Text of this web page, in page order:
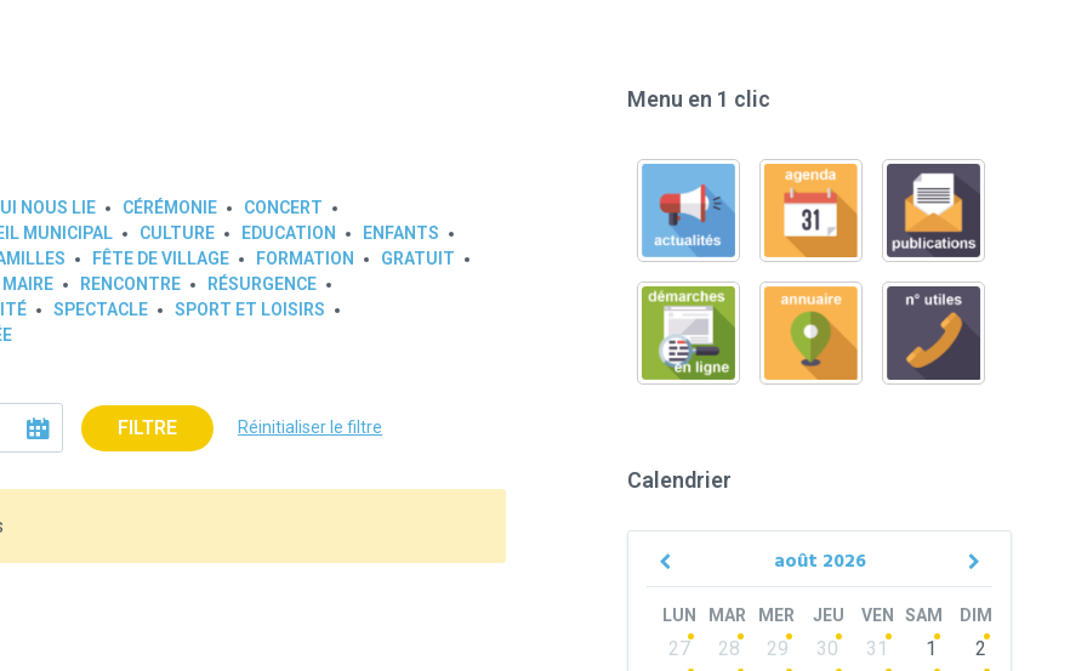
NOUS LIE CÉRÉMONIE
CONCERT
MUNICIPAL CULTURE EDUCATION
ENFANTS
FÊTE DE VILLAGE FORMATION
GRATUIT
MAIRE RENCONTRE
RÉSURGENCE
SPECTACLE
SPORT ET LOISIRS
FILTRE Réinitialiser le filtre
Menu en 1 clic
Calendrier
août 2026
Previous
Next
LUN MAR MER JEU VEN SAM DIM
Skip
calendar
27 28 29 30 31 1
2